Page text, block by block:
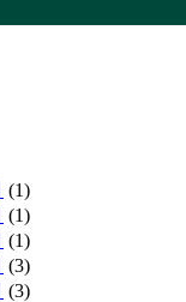
(1)
(1)
(1)
(3)
(3)